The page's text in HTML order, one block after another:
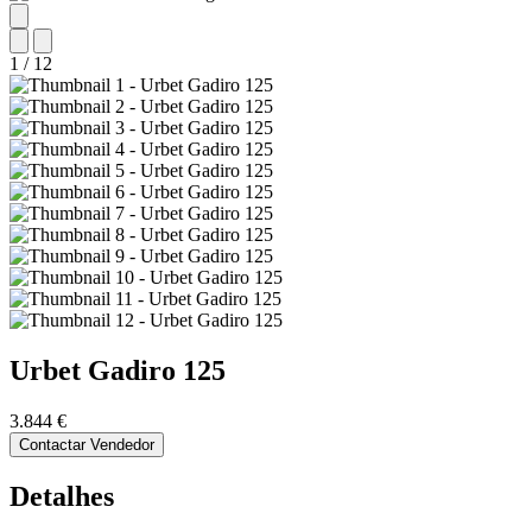
1 / 12
Urbet Gadiro 125
3.844 €
Contactar Vendedor
Detalhes